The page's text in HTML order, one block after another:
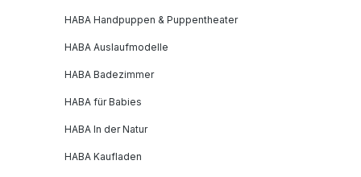
HABA Handpuppen & Puppentheater
HABA Auslaufmodelle
HABA Badezimmer
HABA für Babies
HABA In der Natur
HABA Kaufladen